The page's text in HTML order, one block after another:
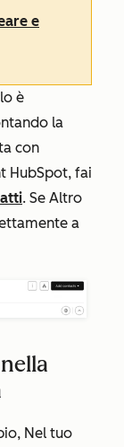
e
è
la
con
HubSpot, fai
. Se Altro
a
Nel tuo